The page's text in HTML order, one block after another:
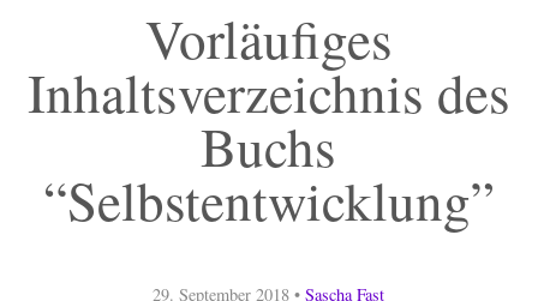
Vorläufiges
Inhaltsverzeichnis des
Buchs
“Selbstentwicklung”
29. September 2018 •Sascha Fast